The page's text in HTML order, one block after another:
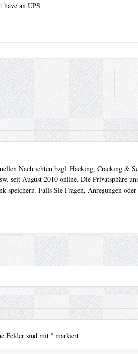
an UPS
Nachrichten bzgl. Hacking, Cracking &
seit August 2010 online. Die Privatsphäre
speichern. Falls Sie Fragen, Anregungen
Felder sind mit *markiert